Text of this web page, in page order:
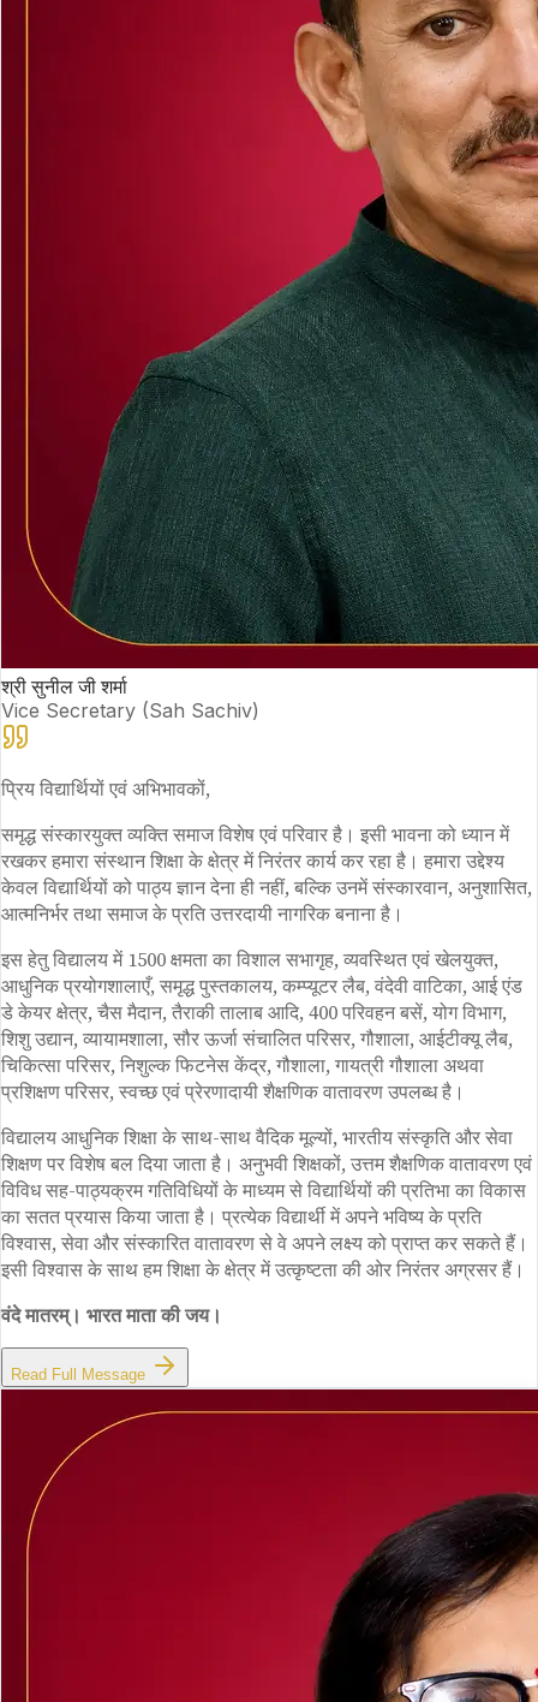
श्री सुनील जी शर्मा
Vice Secretary (Sah Sachiv)
प्रिय विद्यार्थियों एवं अभिभावकों,
समृद्ध संस्कारयुक्त व्यक्ति समाज विशेष एवं परिवार है। इसी भावना को ध्यान में
रखकर हमारा संस्थान शिक्षा के क्षेत्र में निरंतर कार्य कर रहा है। हमारा उद्देश्य
केवल विद्यार्थियों को पाठ्य ज्ञान देना ही नहीं, बल्कि उनमें संस्कारवान, अनुशासित,
आत्मनिर्भर तथा समाज के प्रति उत्तरदायी नागरिक बनाना है।
इस हेतु विद्यालय में 1500 क्षमता का विशाल सभागृह, व्यवस्थित एवं खेलयुक्त,
आधुनिक प्रयोगशालाएँ, समृद्ध पुस्तकालय, कम्प्यूटर लैब, वंदेवी वाटिका, आई एंड
डे केयर क्षेत्र, चैस मैदान, तैराकी तालाब आदि, 400 परिवहन बसें, योग विभाग,
शिशु उद्यान, व्यायामशाला, सौर ऊर्जा संचालित परिसर, गौशाला, आईटीक्यू लैब,
चिकित्सा परिसर, निशुल्क फिटनेस केंद्र, गौशाला, गायत्री गौशाला अथवा
प्रशिक्षण परिसर, स्वच्छ एवं प्रेरणादायी शैक्षणिक वातावरण उपलब्ध है।
विद्यालय आधुनिक शिक्षा के साथ-साथ वैदिक मूल्यों, भारतीय संस्कृति और सेवा
शिक्षण पर विशेष बल दिया जाता है। अनुभवी शिक्षकों, उत्तम शैक्षणिक वातावरण एवं
विविध सह-पाठ्यक्रम गतिविधियों के माध्यम से विद्यार्थियों की प्रतिभा का विकास
का सतत प्रयास किया जाता है। प्रत्येक विद्यार्थी में अपने भविष्य के प्रति
विश्वास, सेवा और संस्कारित वातावरण से वे अपने लक्ष्य को प्राप्त कर सकते हैं।
इसी विश्वास के साथ हम शिक्षा के क्षेत्र में उत्कृष्टता की ओर निरंतर अग्रसर हैं।
वंदे मातरम्। भारत माता की जय।
Read Full Message